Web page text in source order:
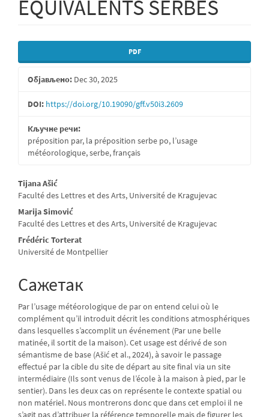
ÉQUIVALENTS SERBES
Бочна
страна
чланка
PDF
Објављено: Dec 30, 2025
DOI: https://doi.org/10.19090/gff.v50i3.2609
Кључне речи:
préposition par, la préposition serbe po, l’usage
météorologique, serbe, français
Главни
садржај
чланка
Tijana Ašić
Faculté des Lettres et des Arts, Université de Kragujevac
Marija Simović
Faculté des Lettres et des Arts, Université de Kragujevac
Frédéric Torterat
Université de Montpellier
Сажетак
Par l’usage météorologique de par on entend celui où le
complément qu’il introduit décrit les conditions atmosphériques
dans lesquelles s’accomplit un événement (Par une belle
matinée, il sortit de la maison). Cet usage est dérivé de son
sémantisme de base (Ašić et al., 2024), à savoir le passage
effectué par la cible du site de départ au site final via un site
intermédiaire (Ils sont venus de l’école à la maison à pied, par le
sentier). Dans les deux cas on représente le contexte spatial ou
non matériel. Nous montrerons donc que dans cet emploi il ne
s’agit pas d’attribuer la référence temporelle mais de figurer les